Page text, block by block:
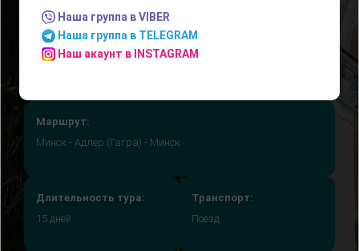
НА ПОЕЗДЕ
Маршрут:
Минск - Адлер (Гагра) - Минск
Длительность тура:
15 дней
Транспорт:
Поезд
Наша группа в VIBER
Наша группа в TELEGRAM
Наш акаунт в INSTAGRAM